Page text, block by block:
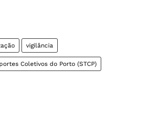
vigilância
Coletivos do Porto (STCP)